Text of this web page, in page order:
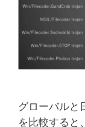
グローバルと
を比較すると